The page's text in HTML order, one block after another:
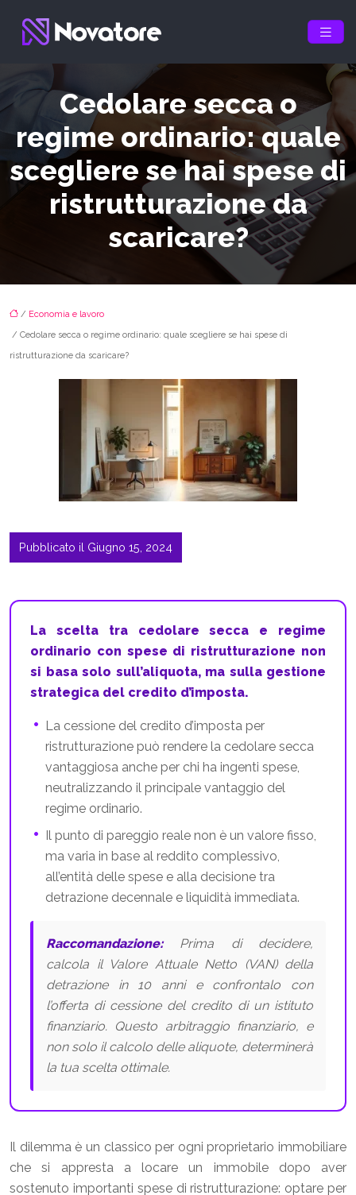
Cedolare secca o
regime ordinario: quale
scegliere se hai spese di
ristrutturazione da
scaricare?
/ Economia e lavoro
/ Cedolare secca o regime ordinario: quale scegliere se hai spese di
ristrutturazione da scaricare?
Pubblicato il Giugno 15, 2024
La scelta tra cedolare secca e regime
ordinario con spese di ristrutturazione non
si basa solo sull’aliquota, ma sulla gestione
strategica del credito d’imposta.
La cessione del credito d’imposta per
ristrutturazione può rendere la cedolare secca
vantaggiosa anche per chi ha ingenti spese,
neutralizzando il principale vantaggio del
regime ordinario.
Il punto di pareggio reale non è un valore fisso,
ma varia in base al reddito complessivo,
all’entità delle spese e alla decisione tra
detrazione decennale e liquidità immediata.
Raccomandazione:Prima di decidere,
calcola il Valore Attuale Netto (VAN) della
detrazione in 10 anni e confrontalo con
l’offerta di cessione del credito di un istituto
finanziario. Questo arbitraggio finanziario, e
non solo il calcolo delle aliquote, determinerà
la tua scelta ottimale.
Il dilemma è un classico per ogni proprietario immobiliare
che si appresta a locare un immobile dopo aver
sostenuto importanti spese di ristrutturazione: optare per